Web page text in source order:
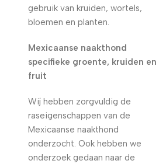
gebruik van kruiden, wortels,
bloemen en planten.
Mexicaanse naakthond
specifieke groente, kruiden en
fruit
Wij hebben zorgvuldig de
raseigenschappen van de
Mexicaanse naakthond
onderzocht. Ook hebben we
onderzoek gedaan naar de